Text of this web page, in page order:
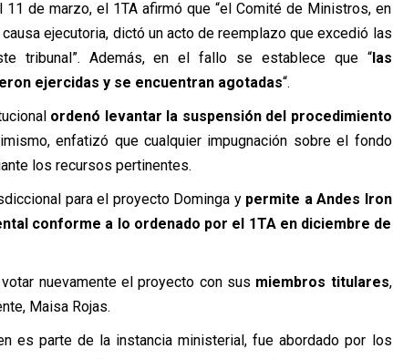
de marzo, el 1TA afirmó que “el Comité de Ministros, en
ejecutoria, dictó un acto de reemplazo que excedió las
tribunal”. Además, en el fallo se establece que “las
ejercidas y se encuentran agotadas“.
ordenó levantar la suspensión del procedimiento
enfatizó que cualquier impugnación sobre el fondo
los recursos pertinentes.
para el proyecto Dominga y permite a Andes Iron
conforme a lo ordenado por el 1TA en diciembre de
nuevamente el proyecto con sus miembros titulares,
Maisa Rojas.
es parte de la instancia ministerial, fue abordado por los